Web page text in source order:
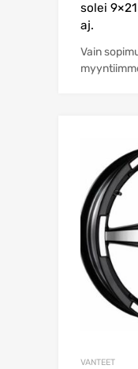
solei
aj.
Vain
VANTEET